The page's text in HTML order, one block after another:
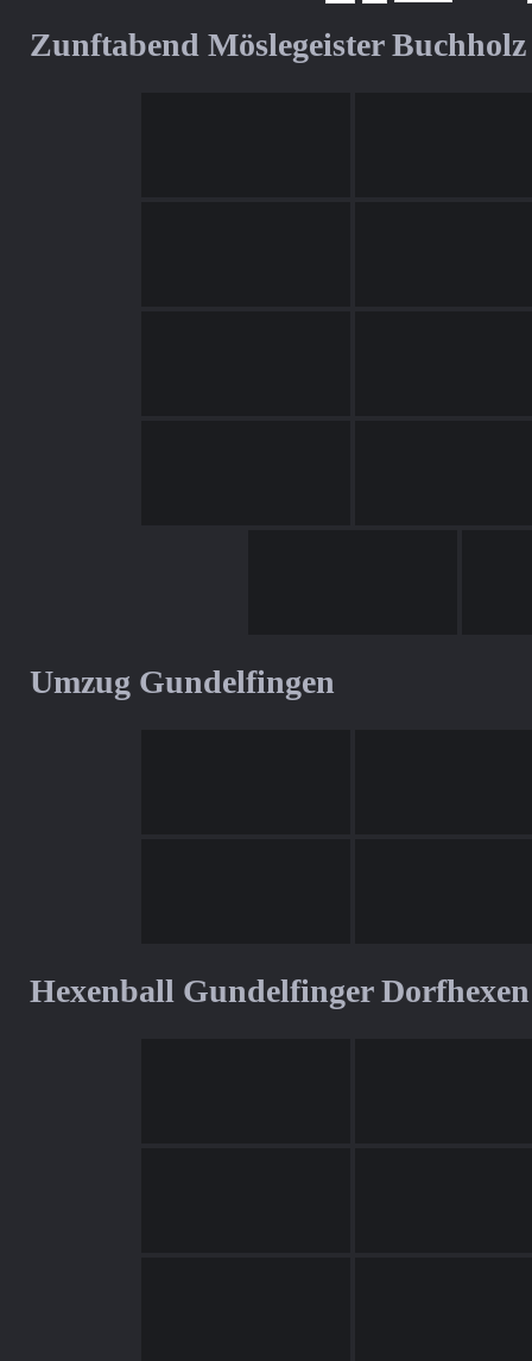
Zunftabend Möslegeister Buchholz
Umzug Gundelfingen
Hexenball Gundelfinger Dorfhexen